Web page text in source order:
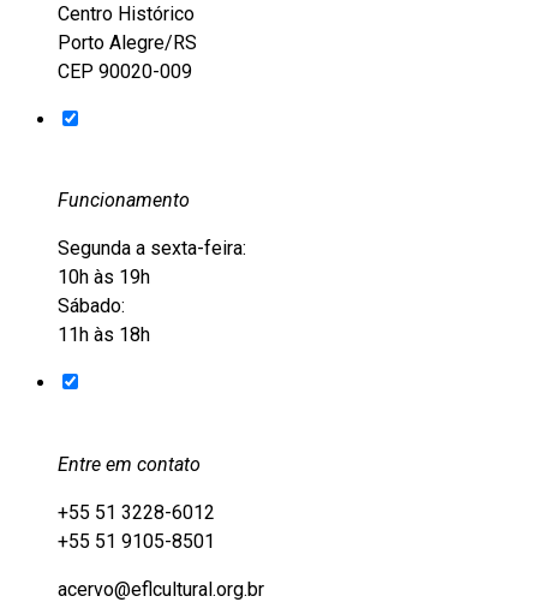
Centro Histórico
Porto Alegre/RS
CEP 90020-009
Funcionamento
Segunda a sexta-feira:
10h às 19h
Sábado:
11h às 18h
Entre em contato
+55 51 3228-6012
+55 51 9105-8501
acervo@eflcultural.org.br